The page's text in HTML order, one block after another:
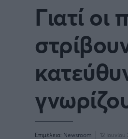
Γιατί
Επιμέλεια: Newsroom 12